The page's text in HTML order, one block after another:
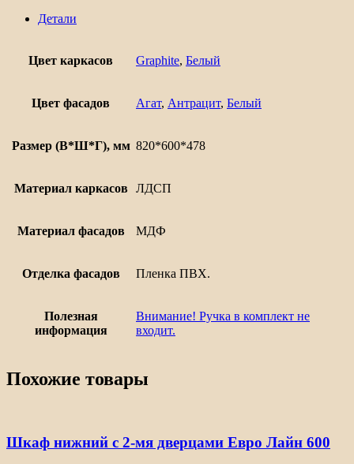
ой
Лайн
Детали
Цвет каркасов Graphite, Белый
Цвет фасадов Агат, Антрацит, Белый
Размер (В*Ш*Г), мм 820*600*478
Материал каркасов ЛДСП
Материал фасадов МДФ
Отделка фасадов Пленка ПВХ.
Полезная
информация
Внимание! Ручка в комплект не
входит.
Похожие товары
Шкаф нижний с 2-мя дверцами Евро Лайн 600